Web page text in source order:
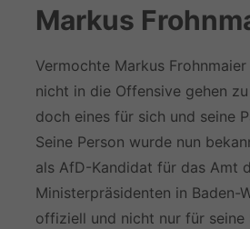
Markus
Vermochte Markus
nicht in die Offensive gehen
doch eines für sich und seine
Seine Person wurde nun
als AfD-Kandidat für das Amt
Ministerpräsidenten in Baden-
offiziell und nicht nur für seine